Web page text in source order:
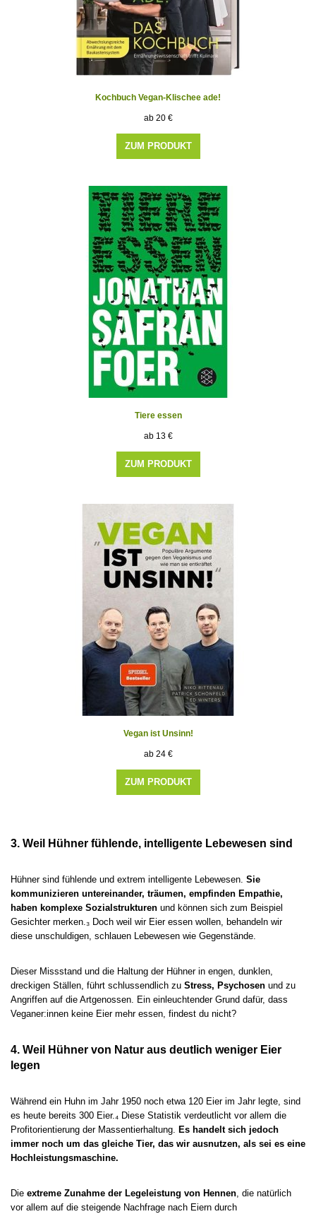
Kochbuch Vegan-Klischee ade!
20 €
ZUM PRODUKT
Tiere essen
13 €
ZUM PRODUKT
Vegan ist Unsinn!
24 €
ZUM PRODUKT
3. Weil Hühner fühlende, intelligente Lebewesen sind
Hühner sind fühlende und extrem intelligente Lebewesen. Sie
kommunizieren untereinander, träumen, empfinden Empathie,
haben komplexe Sozialstrukturen und können sich zum Beispiel
Gesichter merken.₃ Doch weil wir Eier essen wollen, behandeln wir
diese unschuldigen, schlauen Lebewesen wie Gegenstände.
Dieser Missstand und die Haltung der Hühner in engen, dunklen,
dreckigen Ställen, führt schlussendlich zu Stress, Psychosen und zu
Angriffen auf die Artgenossen. Ein einleuchtender Grund dafür, dass
Veganer:innen keine Eier mehr essen, findest du nicht?
4. Weil Hühner von Natur aus deutlich weniger Eier
legen
Während ein Huhn im Jahr 1950 noch etwa 120 Eier im Jahr legte, sind
es heute bereits 300 Eier.₄ Diese Statistik verdeutlicht vor allem die
Profitorientierung der Massentierhaltung. Es handelt sich jedoch
immer noch um das gleiche Tier, das wir ausnutzen, als sei es eine
Hochleistungsmaschine.
Die extreme Zunahme der Legeleistung von Hennen, die natürlich
vor allem auf die steigende Nachfrage nach Eiern durch